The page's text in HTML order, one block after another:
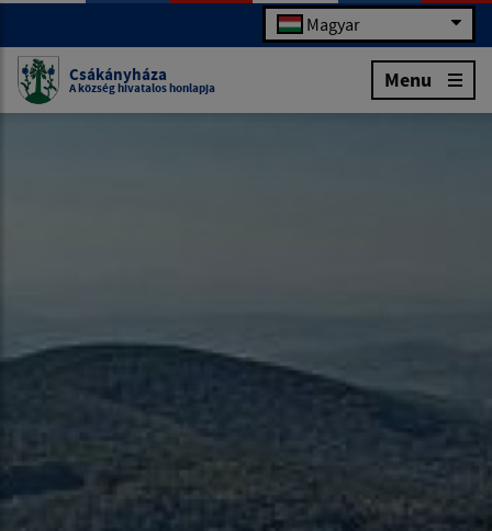
Magyar
Csákányháza
A község hivatalos honlapja Menu